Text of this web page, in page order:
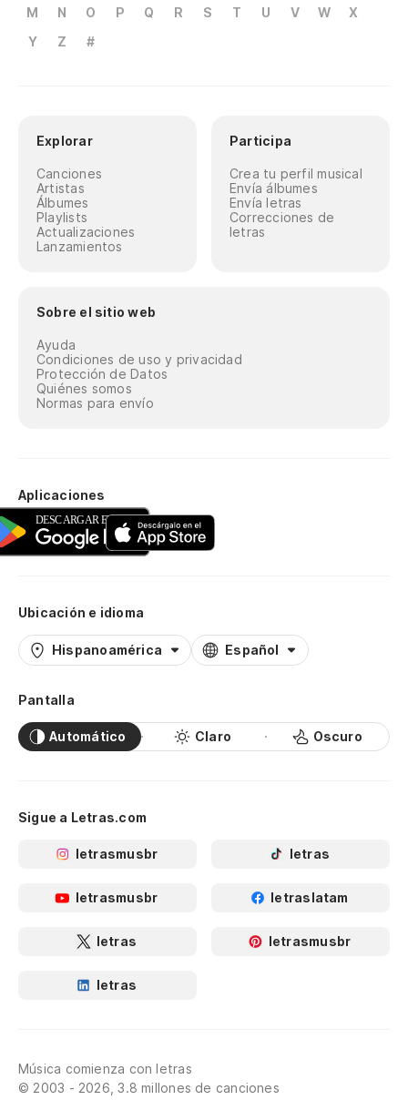
M
N O P Q R S T U V W
X
Y
Z #
Explorar
Canciones
Artistas
Álbumes
Playlists
Actualizaciones
Lanzamientos
Participa
Crea tu perfil musical
Envía álbumes
Envía letras
Correcciones de
letras
Sobre el sitio web
Ayuda
Condiciones de uso y privacidad
Protección de Datos
Quiénes somos
Normas para envío
Aplicaciones
Ubicación e idioma
Hispanoamérica Español
Pantalla
Automático Claro Oscuro
Sigue a Letras.com
letrasmusbr letras
letrasmusbr letraslatam
letras letrasmusbr
letras
Música comienza con letras
© 2003 - 2026, 3.8 millones de canciones